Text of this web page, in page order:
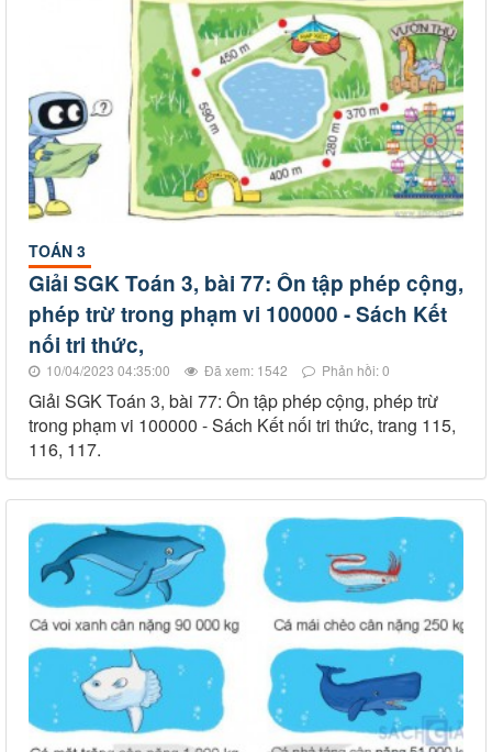
TOÁN 3
Giải SGK Toán 3, bài 77: Ôn tập phép cộng,
phép trừ trong phạm vi 100000 - Sách Kết
nối tri thức,
10/04/2023 04:35:00 Đã xem: 1542 Phản hồi: 0
Giải SGK Toán 3, bài 77: Ôn tập phép cộng, phép trừ
trong phạm vi 100000 - Sách Kết nối tri thức, trang 115,
116, 117.